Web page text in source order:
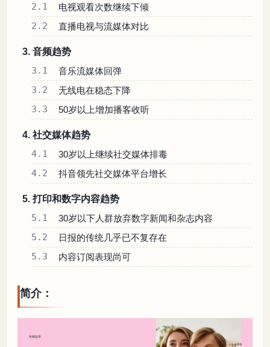
2.1 电视观看次数继续下倾
2.2 直播电视与流媒体对比
3. 音频趋势
3.1 音乐流媒体回弹
3.2 无线电在稳态下降
3.3 50岁以上增加播客收听
4. 社交媒体趋势
4.1 30岁以上继续社交媒体排毒
4.2 抖音领先社交媒体平台增长
5. 打印和数字内容趋势
5.1 30岁以下人群放弃数字新闻和杂志内容
5.2 日报的传统几乎已不复存在
5.3 内容订阅表现尚可
简介：